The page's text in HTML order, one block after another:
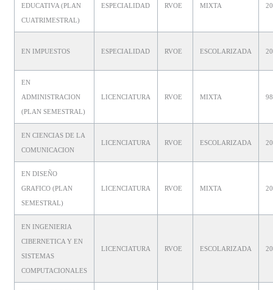
EDUCATIVA (PLAN
CUATRIMESTRAL)
ESPECIALIDAD RVOE MIXTA
EN IMPUESTOS ESPECIALIDAD RVOE ESCOLARIZADA
EN
ADMINISTRACION
(PLAN SEMESTRAL)
LICENCIATURA RVOE MIXTA
EN CIENCIAS DE LA
COMUNICACION
LICENCIATURA RVOE ESCOLARIZADA
EN DISEÑO
GRAFICO (PLAN
SEMESTRAL)
LICENCIATURA RVOE MIXTA
EN INGENIERIA
CIBERNETICA Y EN
SISTEMAS
COMPUTACIONALES
LICENCIATURA RVOE ESCOLARIZADA